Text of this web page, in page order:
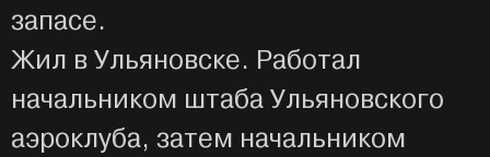
запасе.
Жил в Ульяновске. Работал
начальником штаба Ульяновского
аэроклуба, затем начальником